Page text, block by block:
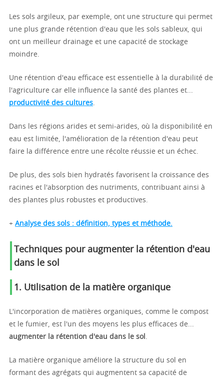
Les sols argileux, par exemple, ont une structure qui permet
une plus grande rétention d'eau que les sols sableux, qui
ont un meilleur drainage et une capacité de stockage
moindre.
Une rétention d'eau efficace est essentielle à la durabilité de
l'agriculture car elle influence la santé des plantes et...
productivité des cultures
Dans les régions arides et semi-arides, où la disponibilité en
eau est limitée, l'amélioration de la rétention d'eau peut
faire la différence entre une récolte réussie et un échec.
De plus, des sols bien hydratés favorisent la croissance des
racines et l'absorption des nutriments, contribuant ainsi à
des plantes plus robustes et productives.
+ Analyse des sols : définition, types et méthode.
Techniques pour augmenter la rétention d'eau
dans le sol
1. Utilisation de la matière organique
L'incorporation de matières organiques, comme le compost
et le fumier, est l'un des moyens les plus efficaces de...
augmenter la rétention d'eau dans le sol
La matière organique améliore la structure du sol en
formant des agrégats qui augmentent sa capacité de